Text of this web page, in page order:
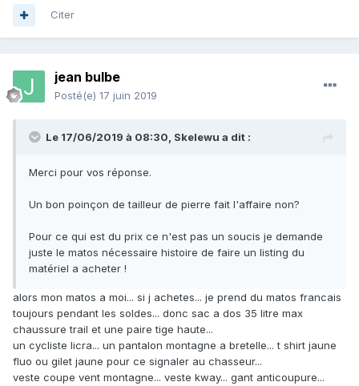
Citer
jean bulbe
Posté(e) 17 juin 2019
Le 17/06/2019 à 08:30, Skelewu a dit :
Merci pour vos réponse.
Un bon poinçon de tailleur de pierre fait l'affaire non?
Pour ce qui est du prix ce n'est pas un soucis je demande
juste le matos nécessaire histoire de faire un listing du
matériel a acheter !
alors mon matos a moi... si j achetes... je prend du matos francais
toujours pendant les soldes... donc sac a dos 35 litre max
chaussure trail et une paire tige haute...
un cycliste licra... un pantalon montagne a bretelle... t shirt jaune
fluo ou gilet jaune pour ce signaler au chasseur...
veste coupe vent montagne... veste kway... gant anticoupure...